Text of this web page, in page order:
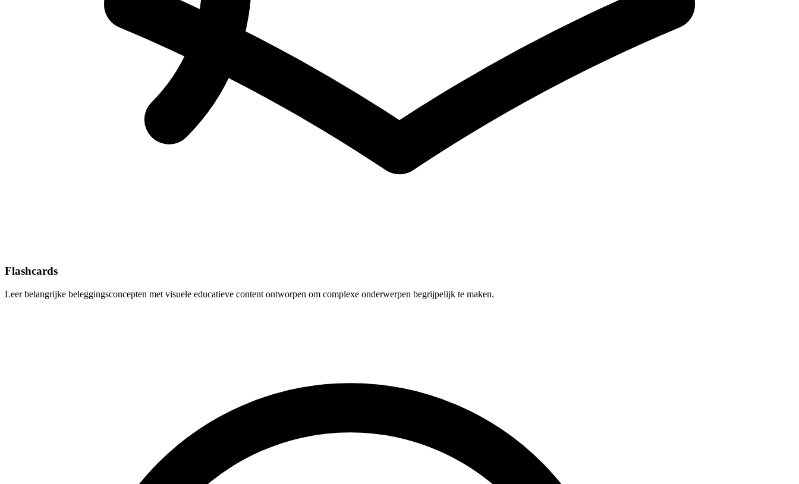
Flashcards
Leer belangrijke beleggingsconcepten met visuele educatieve content ontworpen om complexe onderwerpen begrijpelijk te maken.